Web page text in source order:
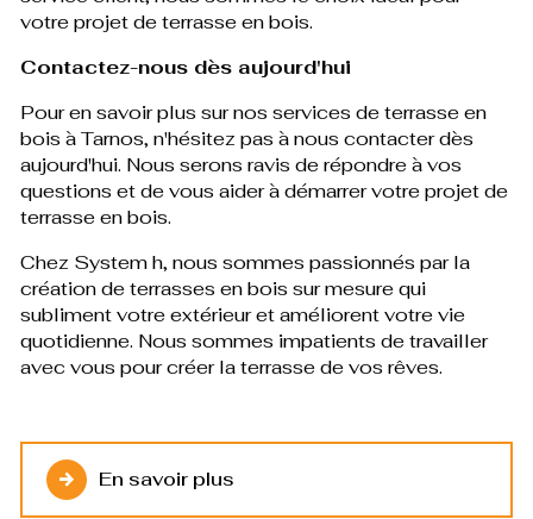
votre projet de terrasse en bois.
Contactez-nous dès aujourd'hui
Pour en savoir plus sur nos services de terrasse en
bois à Tarnos, n'hésitez pas à nous contacter dès
aujourd'hui. Nous serons ravis de répondre à vos
questions et de vous aider à démarrer votre projet de
terrasse en bois.
Chez System h, nous sommes passionnés par la
création de terrasses en bois sur mesure qui
subliment votre extérieur et améliorent votre vie
quotidienne. Nous sommes impatients de travailler
avec vous pour créer la terrasse de vos rêves.
En savoir plus